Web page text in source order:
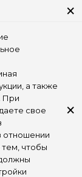
×
а также
При
свое
отношении
тем, чтобы
×